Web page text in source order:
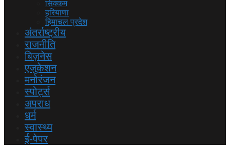
सिक्कम
हरियाणा
हिमाचल प्रदेश
अंतर्राष्ट्रीय
राजनीति
बिज़नेस
एजुकेशन
मनोरंजन
स्पोर्ट्स
अपराध
धर्म
स्वास्थ्य
ई-पेपर